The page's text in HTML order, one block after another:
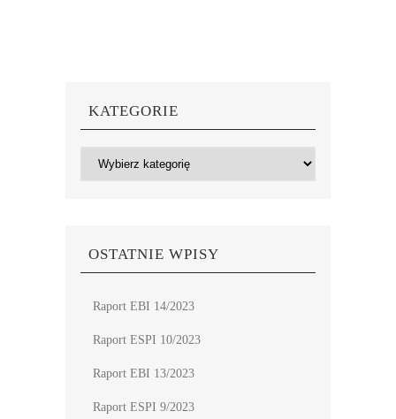
KATEGORIE
Kategorie
OSTATNIE WPISY
Raport EBI 14/2023
Raport ESPI 10/2023
Raport EBI 13/2023
Raport ESPI 9/2023